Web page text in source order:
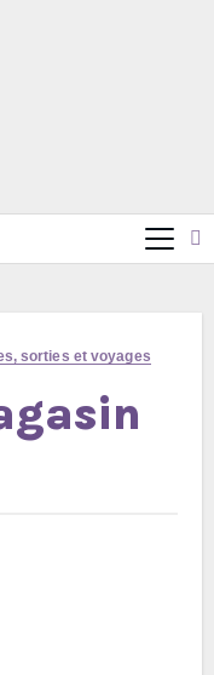
sorties et voyages